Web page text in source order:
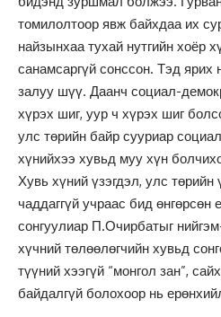
томилолтоор явж байхдаа их
найзынхаа тухай нутгийн хоёр
санамсаргүй сонссон. Тэд ярих
залуу шүү. Даанч социал-
хүрэх шиг, уур ч хүрэх шиг
улс төрийн байр сууриар
хүнийхээ хувьд муу хүн
Хувь хүний үзэгдэл, улс төрийн
чаддаггүй учраас бид өнгөрсөн
сонгуулиар П.Очирбатыг
хүчний төлөөлөгчийн хувьд
түүний хээгүй “монгол зан”,
байдалгүй болохоор нь